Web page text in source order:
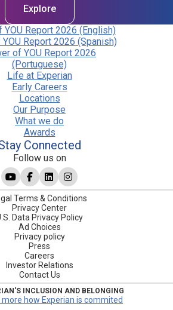
Explore
YOU Report 2026 (English)
Report 2026 (Spanish)
of YOU Report 2026
(Portuguese)
Life at Experian
Early Careers
Locations
Our Purpose
What we do
Awards
Connected
Follow us on
Terms & Conditions
Privacy Center
Data Privacy Policy
Ad Choices
Privacy policy
Press
Careers
Investor Relations
Contact Us
INCLUSION AND BELONGING
more how Experian is commited